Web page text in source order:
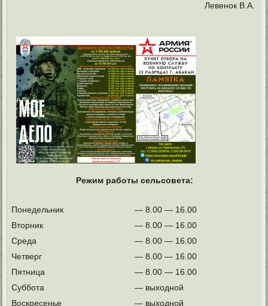
Левенок В.А.
Режим работы сельсовета:
Понедельник
— 8.00 — 16.00
Вторник
— 8.00 — 16.00
Среда
— 8.00 — 16.00
Четверг
— 8.00 — 16.00
Пятница
— 8.00 — 16.00
Суббота
— выходной
Воскресенье
— выходной